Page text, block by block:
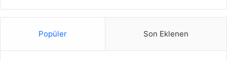
Popüler Son Eklenen